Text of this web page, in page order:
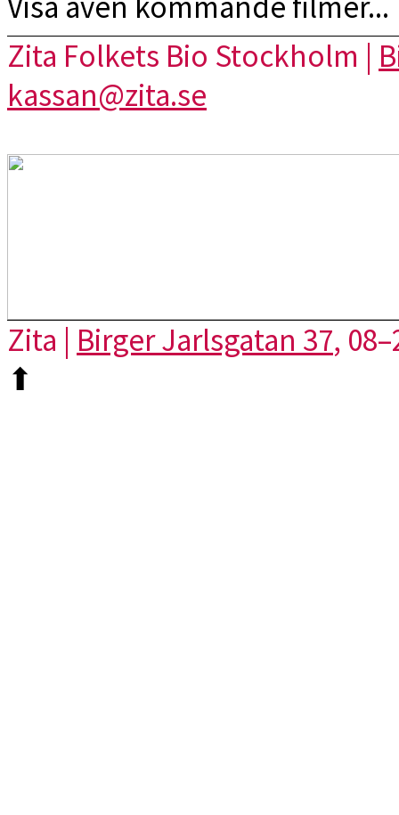
Zita Folkets Bio Stockholm |
kassan@zita.se
Zita | Birger Jarlsgatan 37,
⬆︎